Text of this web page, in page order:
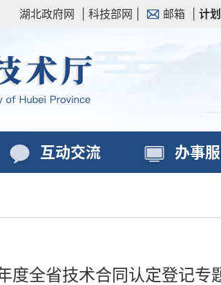
湖北政府网 科技部网 邮箱 计
互动交流 办事
度全省技术合同认定登记专